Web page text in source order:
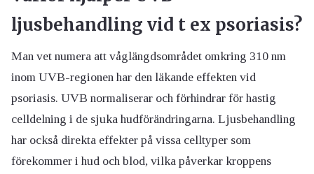
ljusbehandling vid t ex psoriasis?
Man vet numera att våglängdsområdet omkring 310 nm
inom UVB-regionen har den läkande effekten vid
psoriasis. UVB normaliserar och förhindrar för hastig
celldelning i de sjuka hudförändringarna. Ljusbehandling
har också direkta effekter på vissa celltyper som
förekommer i hud och blod, vilka påverkar kroppens